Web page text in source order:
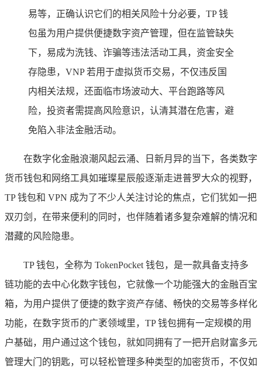
易等，正确认识它们的相关风险十分必要，TP 钱
包虽为用户提供便捷数字资产管理，但在监管缺失
下，易成为洗钱、诈骗等违法活动工具，资金安全
存隐患，VNP 若用于虚拟货币交易，不仅违反国
内相关法规，还面临市场波动大、平台跑路等风
险，投资者需提高风险意识，认清其潜在危害，避
免陷入非法金融活动。
在数字化金融浪潮风起云涌、日新月异的当下，各类数字
货币钱包和网络工具如璀璨星辰般逐渐走进普罗大众的视野，
TP 钱包和 VPN 成为了不少人关注讨论的焦点，它们犹如一把
双刃剑，在带来便利的同时，也伴随着诸多复杂难解的情况和
潜藏的风险隐患。
TP 钱包，全称为 TokenPocket 钱包，是一款具备支持多
链功能的去中心化数字钱包，它就像一个功能强大的金融百宝
箱，为用户提供了便捷的数字资产存储、畅快的交易等多样化
功能，在数字货币的广袤领域里，TP 钱包拥有一定规模的用
户基础，用户通过这个钱包，就如同拥有了一把开启财富多元
管理大门的钥匙，可以轻松管理多种类型的加密货币，不仅如